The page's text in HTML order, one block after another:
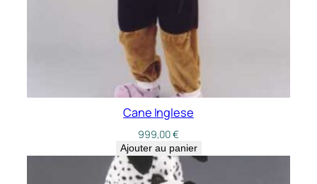
Cane Inglese
999,00€
Ajouter au panier